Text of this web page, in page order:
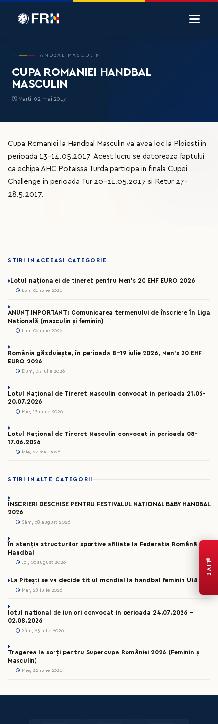
HANDBAL MASCULIN
CUPA ROMANIEI HANDBAL
MASCULIN
Marți, 02 mai 2017
Cupa Romaniei la Handbal Masculin va avea loc la Ploiesti in
perioada 13-14.05.2017. Acest lucru se datoreaza faptului
ca echipa AHC Potaissa Turda participa in finala Cupei
Challenge in perioada Tur 20-21.05.2017 si Retur 27-
28.5.2017.
STIRI IN ACEEASI CATEGORIE
Lotul naționalei de tineret pentru Men’s 20 EHF EURO 2026
Lun, 06 iulie 2026
ANUNȚ IMPORTANT: Comunicarea termenului de înscriere în Liga
Națională (masculin și feminin)
Lun, 06 iulie 2026
România găzduiește, în perioada 8-19 iulie 2026, Men’s 20 EHF
EURO 2026
Dum, 05 iulie 2026
Lotul Național de Tineret Masculin convocat in perioada 21.06-
20.07.2026
Mie, 17 iunie 2026
Lotul Național de Tineret Masculin convocat in perioada 08-
17.06.2026
Mie, 27 mai 2026
STIRI IN ALTE CATEGORII
ÎNSCRIERI DESCHISE PENTRU FESTIVALUL NAȚIONAL BABY HANDBAL
2026
Sâm, 08 august 2026
În atenția structurilor sportive afiliate la Federația Română de
Handbal
Joi, 06 august 2026
La Pitești se va decide titlul mondial la handbal feminin U18
Mar, 28 iulie 2026
lotul national de juniori convocat in perioada 24.07.2026 –
02.08.2026
Sâm, 25 iulie 2026
Tragerea la sorți pentru Supercupa României 2026 (Feminin și
Masculin)
Mie, 22 iulie 2026
LIVE